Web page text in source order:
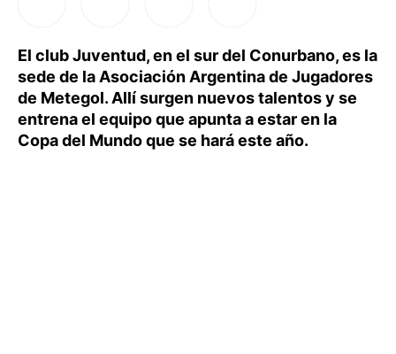
El club Juventud, en el sur del Conurbano, es la
sede de la Asociación Argentina de Jugadores
de Metegol. Allí surgen nuevos talentos y se
entrena el equipo que apunta a estar en la
Copa del Mundo que se hará este año.